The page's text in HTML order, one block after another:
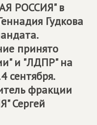
РОССИЯ" в
Гудкова
принято
и "ЛДПР" на
сентября.
фракции
Сергей